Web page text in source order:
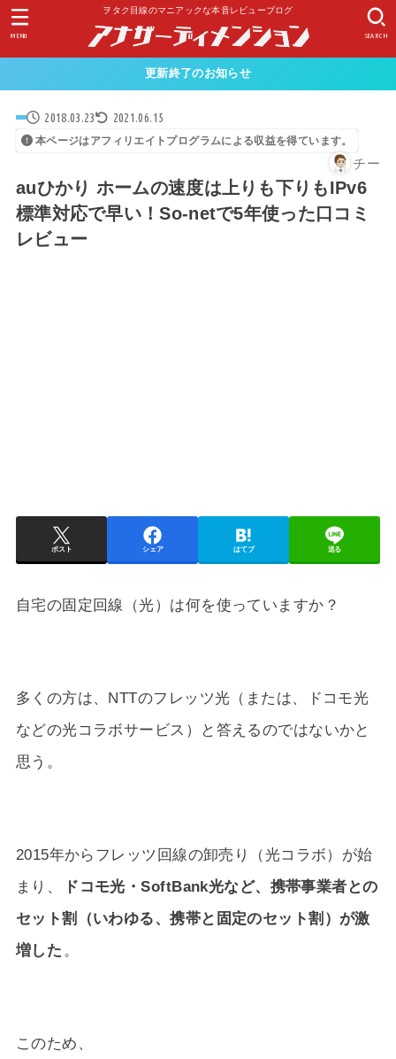
ヲタク目線のマニアックな本音レビューブログ
SEARCH
MENU
更新終了のお知らせ
2018.03.23 2021.06.15
本ページはアフィリエイトプログラムによる収益を得ています。
チー
auひかり ホームの速度は上りも下りもIPv6
標準対応で早い！So-netで5年使った口コミ
レビュー
ポスト シェア はてブ 送る
自宅の固定回線（光）は何を使っていますか？
多くの方は、NTTのフレッツ光（または、ドコモ光
などの光コラボサービス）と答えるのではないかと
思う。
2015年からフレッツ回線の卸売り（光コラボ）が始
まり、
ドコモ光・SoftBank光など、携帯事業者との
セット割（いわゆる、携帯と固定のセット割）が激
増した 。
このため、